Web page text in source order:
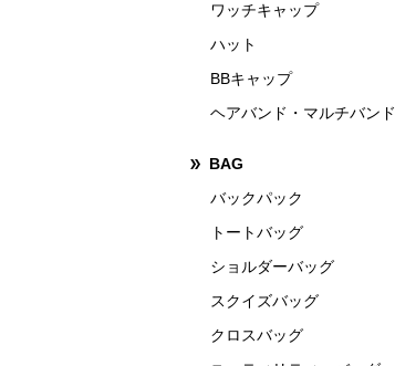
ワッチキャップ
ハット
BBキャップ
ヘアバンド・マルチバンド
BAG
バックパック
トートバッグ
ショルダーバッグ
スクイズバッグ
クロスバッグ